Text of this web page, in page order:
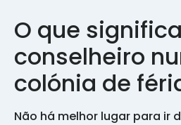
O que
conselheiro
colónia de
Não há melhor lugar para ir